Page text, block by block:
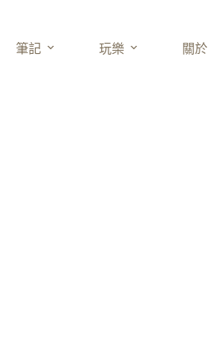
筆記 玩樂 關於